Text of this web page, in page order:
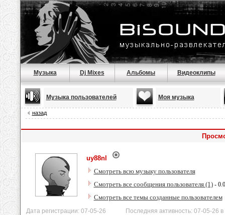
Музыка Dj Mixes Альбомы Видеоклипы
Музыка пользователей Моя музыка
назад
uy88nl
Смотреть всю музыку пользователя
Смотреть все сообщения пользователя (1)-
Смотреть все темы созданные пользователем
Дата регистрации: 07-05-26 Последняя активность: 07-05-26 в